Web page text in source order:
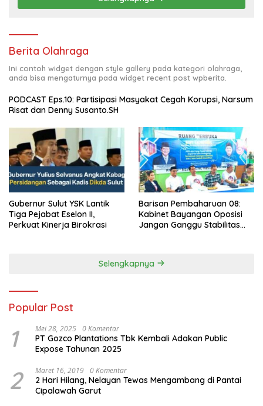
Berita Olahraga
Ini contoh widget dengan style gallery pada kategori olahraga,
anda bisa mengaturnya pada widget recent post wpberita.
PODCAST Eps.10: Partisipasi Masyakat Cegah Korupsi, Narsum
Risat dan Denny Susanto.SH
Gubernur Sulut YSK Lantik
Tiga Pejabat Eselon II,
Perkuat Kinerja Birokrasi
Barisan Pembaharuan 08:
Kabinet Bayangan Oposisi
Jangan Ganggu Stabilitas
Selengkapnya
Popular Post
1 Mei 28, 2025 0 Komentar
PT Gozco Plantations Tbk Kembali Adakan Public
Expose Tahunan 2025
2 Maret 16, 2019 0 Komentar
2 Hari Hilang, Nelayan Tewas Mengambang di Pantai
Cipalawah Garut